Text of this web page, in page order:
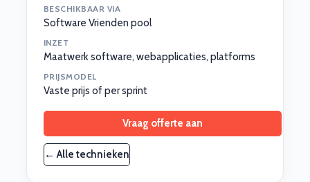
BESCHIKBAAR VIA
Software Vrienden pool
INZET
Maatwerk software, webapplicaties, platforms
PRIJSMODEL
Vaste prijs of per sprint
Vraag offerte aan
← Alle technieken